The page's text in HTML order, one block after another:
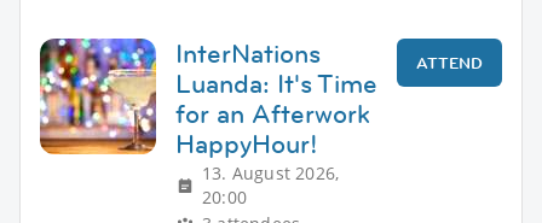
InterNations
Luanda: It's Time
for an Afterwork
HappyHour!
13. August 2026,
20:00
ATTEND